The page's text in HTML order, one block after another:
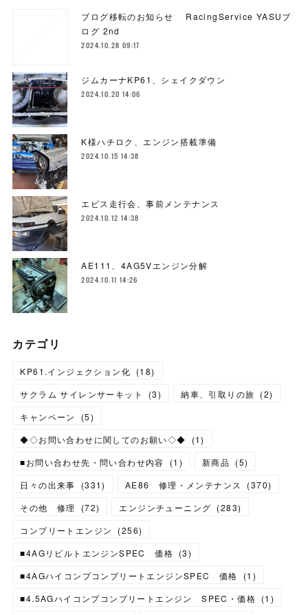
ブログ移転のお知らせ RacingService YASUブ
ログ 2nd
2024.10.28 09:17
ジムカーナKP61、シェイクダウン
2024.10.20 14:06
K様ハチロク、エンジン搭載準備
2024.10.15 14:38
エビス走行会、事前メンテナンス
2024.10.12 14:38
AE111、4AG5Vエンジン分解
2024.10.11 14:26
カテゴリ
KP61.インジェクション化 (18)
サクラム サイレンサーキット
(3) 納車、引取りの旅 (2)
キャンペーン
(5)
◆◇お問い合わせに関してのお願い◇◆
(1)
■お問い合わせ先・問い合わせ内容
(1 ) 新商品 (5)
日々の出来事
(331) AE86 修理・メンテナンス (370)
その他 修理
(72) エンジンチューニング (283)
コンプリートエンジン
(256)
■4AGリビルトエンジンSPEC 価格 (3)
■4AGハイコンプコンプリートエンジンSPEC 価格
(1 )
■4.5AGハイコンプコンプリートエンジン SPEC・価格 (1 )